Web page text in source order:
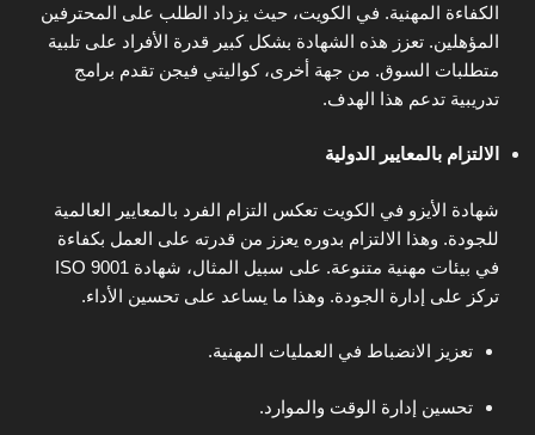
الكفاءة المهنية. في الكويت، حيث يزداد الطلب على المحترفين
المؤهلين. تعزز هذه الشهادة بشكل كبير قدرة الأفراد على تلبية
متطلبات السوق. من جهة أخرى، كواليتي فيجن تقدم برامج
تدريبية تدعم هذا الهدف.
الالتزام بالمعايير الدولية
شهادة الأيزو في الكويت تعكس التزام الفرد بالمعايير العالمية
للجودة. وهذا الالتزام بدوره يعزز من قدرته على العمل بكفاءة
في بيئات مهنية متنوعة. على سبيل المثال، شهادة ISO 9001
تركز على إدارة الجودة. وهذا ما يساعد على تحسين الأداء.
تعزيز الانضباط في العمليات المهنية.
تحسين إدارة الوقت والموارد.